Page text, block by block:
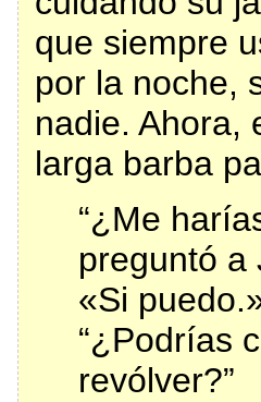
que siempre
por la noche,
nadie. Ahora,
larga barba
“¿Me
preguntó a
«Si
“¿Podrías
revólver?”